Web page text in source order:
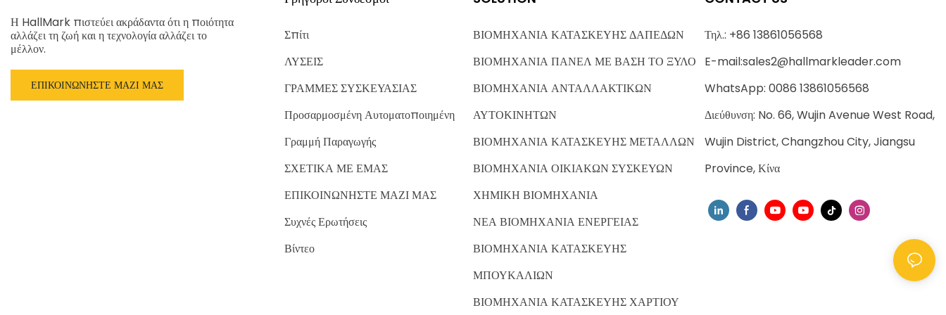
Η HallMark πιστεύει ακράδαντα ότι η ποιότητα
αλλάζει τη ζωή και η τεχνολογία αλλάζει το
μέλλον.
ΕΠΙΚΟΙΝΩΝΉΣΤΕ ΜΑΖΊ ΜΑΣ
Σπίτι
ΛΥΣΕΙΣ
ΓΡΑΜΜΕΣ ΣΥΣΚΕΥΑΣΙΑΣ
Προσαρμοσμένη Αυτοματοποιημένη
Γραμμή Παραγωγής
ΣΧΕΤΙΚΑ ΜΕ ΕΜΑΣ
ΕΠΙΚΟΙΝΩΝΗΣΤΕ ΜΑΖΙ ΜΑΣ
Συχνές Ερωτήσεις
Βίντεο
ΒΙΟΜΗΧΑΝΙΑ ΚΑΤΑΣΚΕΥΗΣ ΔΑΠΕΔΩΝ
ΒΙΟΜΗΧΑΝΙΑ ΠΑΝΕΛ ΜΕ ΒΑΣΗ ΤΟ ΞΥΛΟ
ΒΙΟΜΗΧΑΝΙΑ ΑΝΤΑΛΛΑΚΤΙΚΩΝ
ΑΥΤΟΚΙΝΗΤΩΝ
ΒΙΟΜΗΧΑΝΙΑ ΚΑΤΑΣΚΕΥΗΣ ΜΕΤΑΛΛΩΝ
ΒΙΟΜΗΧΑΝΙΑ ΟΙΚΙΑΚΩΝ ΣΥΣΚΕΥΩΝ
ΧΗΜΙΚΗ ΒΙΟΜΗΧΑΝΙΑ
ΝΕΑ ΒΙΟΜΗΧΑΝΙΑ ΕΝΕΡΓΕΙΑΣ
ΒΙΟΜΗΧΑΝΙΑ ΚΑΤΑΣΚΕΥΗΣ
ΜΠΟΥΚΑΛΙΩΝ
ΒΙΟΜΗΧΑΝΙΑ ΚΑΤΑΣΚΕΥΗΣ ΧΑΡΤΙΟΥ
Τηλ.: +86 13861056568
E-mail:sales2@hallmarkleader.com
WhatsApp: 0086 13861056568
Διεύθυνση: No. 66, Wujin Avenue West Road,
Wujin District, Changzhou City, Jiangsu
Province, Κίνα